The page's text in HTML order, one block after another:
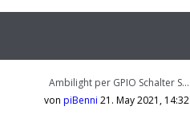
Ambilight per GPIO Schalter S…
von piBenni 21. May 2021, 14:32